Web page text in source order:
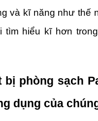
và kĩ năng như thế
tìm hiểu kĩ hơn
bị phòng sạch
dụng của